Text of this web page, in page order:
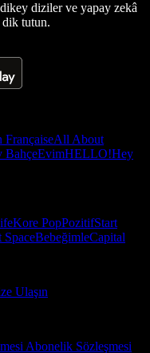
diziler ve yapay zekâ
dik tutun.
FrançaiseAll About
BahçeEvimHELLO!Hey
Kore PopPozitifStart
BebeğimleCapital
Ulaşın
Abonelik Sözleşmesi